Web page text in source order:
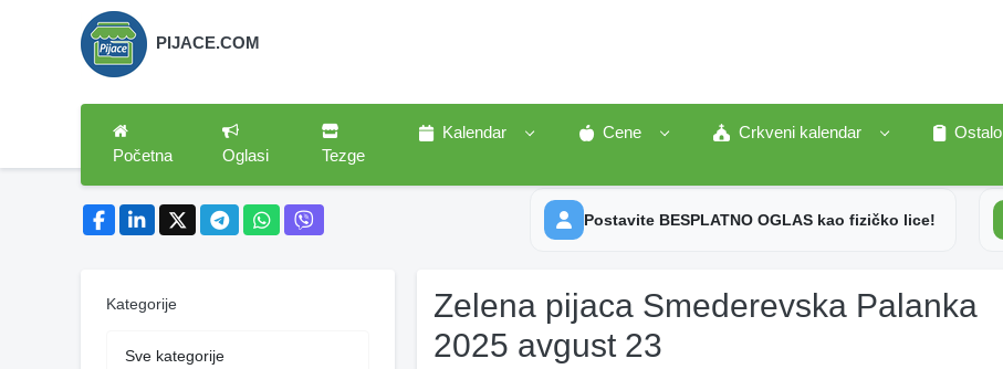
PIJACE.COM
Početna Oglasi Tezge
Kalendar Cene Crkveni kalendar
Ostalo
Postavite BESPLATNO OGLAS kao fizičko lice!
Kategorije
Sve kategorije
Zelena pijaca Smederevska Palanka
2025 avgust 23